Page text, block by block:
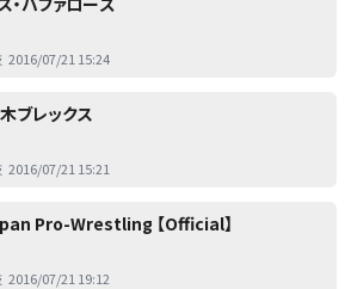
2016/07/21 15:24
ブレックス
2016/07/21 15:21
Pro-Wrestling 【Official】
2016/07/21 19:12